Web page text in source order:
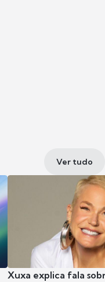
Ver tudo
Xuxa explica fala